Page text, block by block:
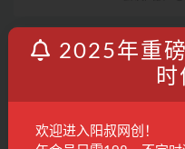
2026年05
会议回放
2026年07
2025年重
时
欢迎进入阳叔网创！